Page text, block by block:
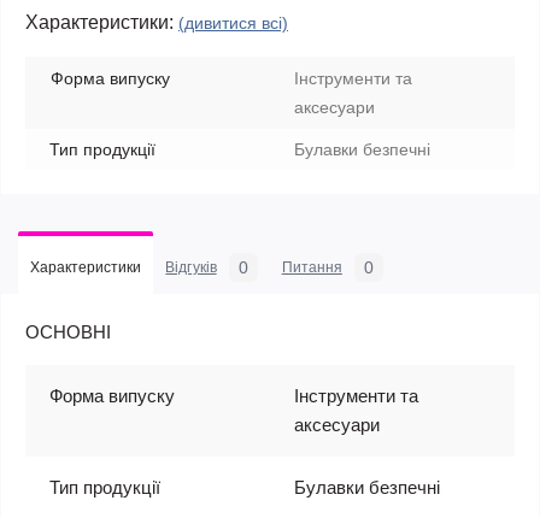
Характеристики: (дивитися всі)
Форма випуску
Інструменти та
аксесуари
Тип продукції Булавки безпечні
Характеристики Відгуків 0 Питання 0
ОСНОВНІ
Форма випуску
Інструменти та
аксесуари
Тип продукції Булавки безпечні